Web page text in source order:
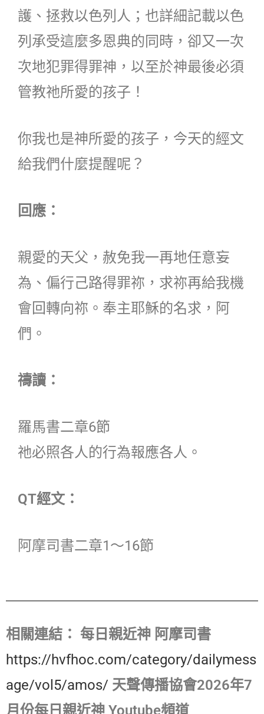
護、拯救以色列人；也詳細記載以色
列承受這麼多恩典的同時，卻又一次
次地犯罪得罪神，以至於神最後必須
管教祂所愛的孩子！
你我也是神所愛的孩子，今天的經文
給我們什麼提醒呢？
回應：
親愛的天父，赦免我一再地任意妄
為、偏行己路得罪祢，求祢再給我機
會回轉向祢。奉主耶穌的名求，阿
們。
禱讀：
羅馬書二章6節
祂必照各人的行為報應各人。
QT經文：
阿摩司書二章1～16節
相關連結： 每日親近神 阿摩司書
https://hvfhoc.com/category/dailymess
age/vol5/amos/ 天聲傳播協會2026年7